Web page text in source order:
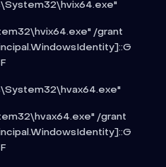
/grant
/grant